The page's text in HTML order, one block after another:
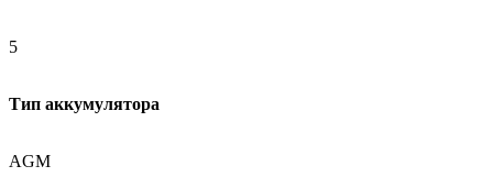
5
Тип аккумулятора
AGM